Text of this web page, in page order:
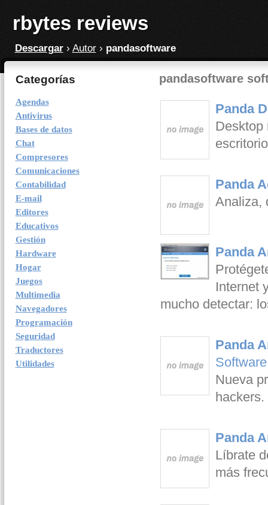
rbytes reviews
Descargar› Autor› pandasoftware
Categorías
Agendas
Antivirus
Bases de datos
Chat
Compresores
Comunicaciones
Contabilidad
E-mail
Editores
Educativos
Gestión
Hardware
Hogar
Juegos
Multimedia
Navegadores
Programación
Seguridad
Traductores
Utilidades
pandasoftware
Panda
Desktop
Panda
Analiza,
Panda
Internet
mucho detectar:
Panda
Software
Nueva
hackers.
Panda
Líbrate
más